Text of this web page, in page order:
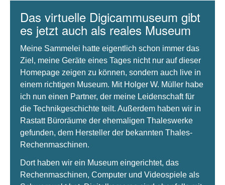
Das virtuelle Digicammuseum gibt
es jetzt auch als reales Museum
Meine Sammelei hatte eigentlich schon immer das
Ziel, meine Geräte eines Tages nicht nur auf dieser
Homepage zeigen zu können, sondern auch live in
einem richtigen Museum. Mit Holger W. Müller habe
ich nun einen Partner, der meine Leidenschaft für
die Technikgeschichte teilt. Außerdem haben wir in
Rastatt Büroräume der ehemaligen Thaleswerke
gefunden, dem Hersteller der bekannten Thales-
Rechenmaschinen.
Dort haben wir ein Museum eingerichtet, das
Rechenmaschinen, Computer und Videospiele als